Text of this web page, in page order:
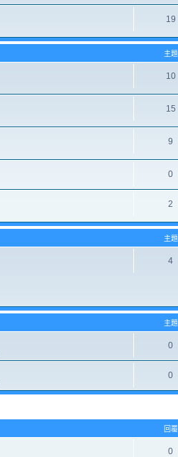
19
主題
10
15
9
0
2
主題
4
主題
0
0
回覆
0